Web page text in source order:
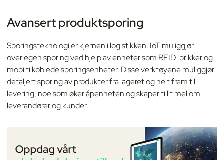
Avansert produktsporing
Sporingsteknologi er kjernen i logistikken. IoT muliggjør
overlegen sporing ved hjelp av enheter som RFID-brikker og
mobiltilkoblede sporingsenheter. Disse verktøyene muliggjør
detaljert sporing av produkter fra lageret og helt frem til
levering, noe som øker åpenheten og skaper tillit mellom
leverandører og kunder.